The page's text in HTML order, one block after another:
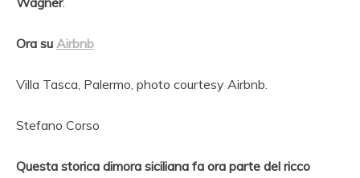
Ora su Airbnb
Villa Tasca, Palermo, photo courtesy Airbnb.
Stefano Corso
Questa storica dimora siciliana fa ora parte del ricco